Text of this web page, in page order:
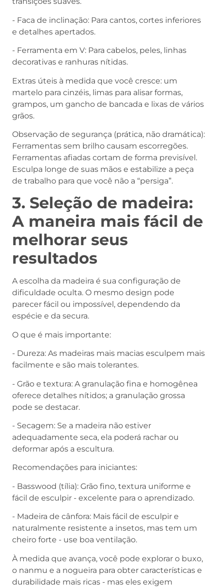
- Faca de inclinação: Para cantos, cortes inferiores
e detalhes apertados.
- Ferramenta em V: Para cabelos, peles, linhas
decorativas e ranhuras nítidas.
Extras úteis à medida que você cresce: um
martelo para cinzéis, limas para alisar formas,
grampos, um gancho de bancada e lixas de vários
grãos.
Observação de segurança (prática, não dramática):
Ferramentas sem brilho causam escorregões.
Ferramentas afiadas cortam de forma previsível.
Esculpa longe de suas mãos e estabilize a peça
de trabalho para que você não a “persiga”.
3. Seleção de madeira:
A maneira mais fácil de
melhorar seus
resultados
A escolha da madeira é sua configuração de
dificuldade oculta. O mesmo design pode
parecer fácil ou impossível, dependendo da
espécie e da secura.
O que é mais importante:
- Dureza: As madeiras mais macias esculpem mais
facilmente e são mais tolerantes.
- Grão e textura: A granulação fina e homogênea
oferece detalhes nítidos; a granulação grossa
pode se destacar.
- Secagem: Se a madeira não estiver
adequadamente seca, ela poderá rachar ou
deformar após a escultura.
Recomendações para iniciantes:
- Basswood (tília): Grão fino, textura uniforme e
fácil de esculpir - excelente para o aprendizado.
- Madeira de cânfora: Mais fácil de esculpir e
naturalmente resistente a insetos, mas tem um
cheiro forte - use boa ventilação.
À medida que avança, você pode explorar o buxo,
o nanmu e a nogueira para obter características e
durabilidade mais ricas - mas eles exigem